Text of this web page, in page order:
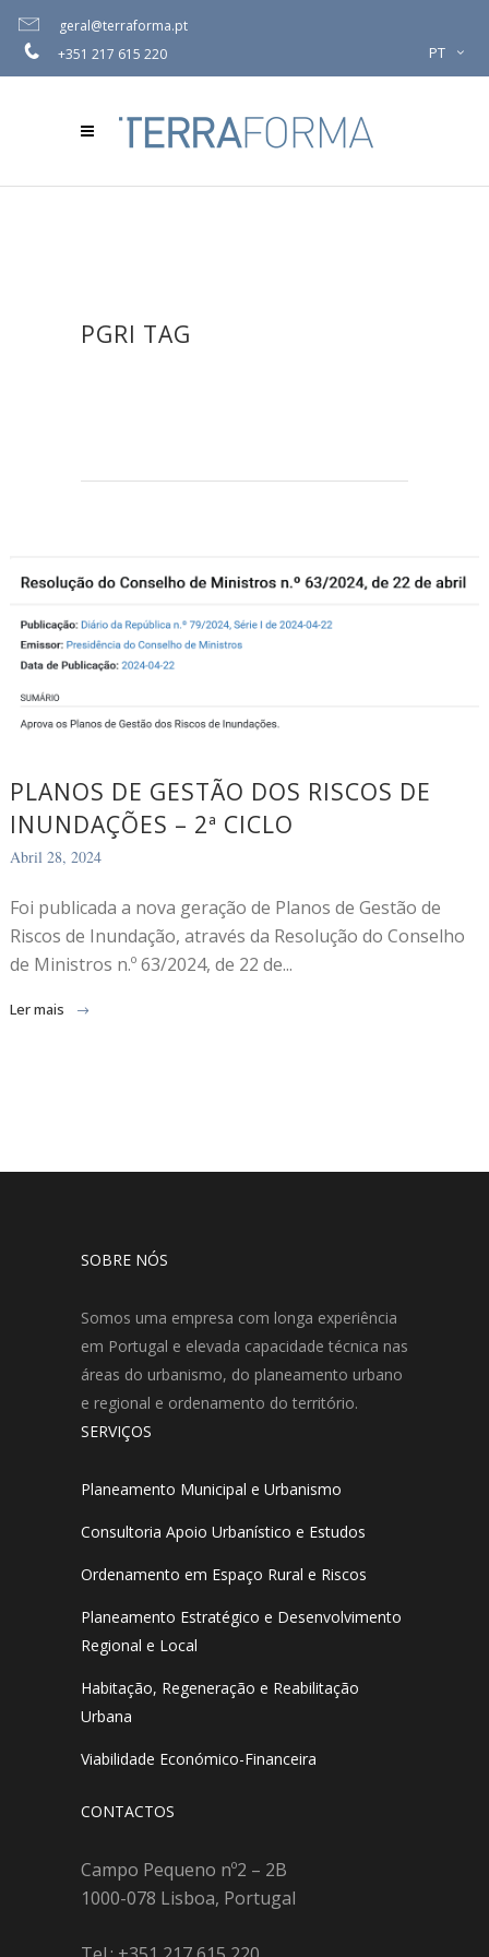
geral@terraforma.pt
+351 217 615 220
PT
PGRI TAG
PLANOS DE GESTÃO DOS RISCOS DE
INUNDAÇÕES – 2ª CICLO
Abril 28, 2024
Foi publicada a nova geração de Planos de Gestão de
Riscos de Inundação, através da Resolução do Conselho
de Ministros n.º 63/2024, de 22 de...
Ler mais
SOBRE NÓS
Somos uma empresa com longa experiência
em Portugal e elevada capacidade técnica nas
áreas do urbanismo, do planeamento urbano
e regional e ordenamento do território.
SERVIÇOS
Planeamento Municipal e Urbanismo
Consultoria Apoio Urbanístico e Estudos
Ordenamento em Espaço Rural e Riscos
Planeamento Estratégico e Desenvolvimento
Regional e Local
Habitação, Regeneração e Reabilitação
Urbana
Viabilidade Económico-Financeira
CONTACTOS
Campo Pequeno nº2 – 2B
1000-078 Lisboa, Portugal